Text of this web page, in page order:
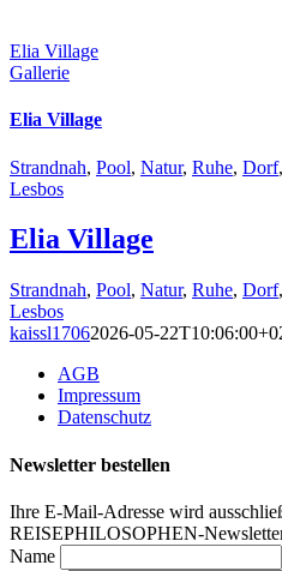
Elia Village
Gallerie
Elia Village
Strandnah, Pool, Natur, Ruhe, Dorf,
Lesbos
Elia Village
Strandnah, Pool, Natur, Ruhe, Dorf,
Lesbos
kaissl17062026-05-
AGB
Impressum
Datenschutz
Newsletter bestellen
Ihre E-Mail-Adresse wird
REISEPHILOSOPHEN-
Name